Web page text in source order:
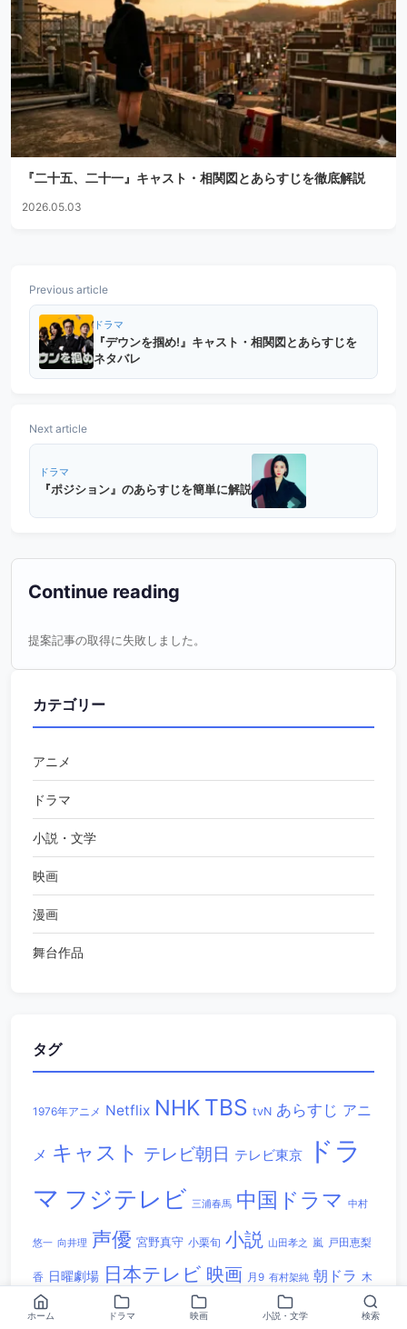
『二十五、二十一』キャスト・相関図とあらすじを徹底解説
2026.05.03
Previous article
ドラマ
『デウンを掴め!』キャスト・相関図とあらすじを
ネタバレ
Next article
ドラマ
『ポジション』のあらすじを簡単に解説
Continue reading
提案記事の取得に失敗しました。
カテゴリー
アニメ
ドラマ
小説・文学
映画
漫画
舞台作品
タグ
1976年アニメ Netflix NHK TBS tvN あらすじ アニ
メ キャスト テレビ朝日 テレビ東京
ドラ
マ フジテレビ 三浦春馬 中国ドラマ 中村
悠一 向井理 声優 宮野真守 小栗旬 小説 山田孝之 嵐 戸田恵梨
香 日曜劇場 日本テレビ 映画 月9 有村架純 朝ドラ 木
村拓哉 湊かなえ 生瀬勝久 相関図
神木隆之
ホーム ドラマ 映画 小説・文学 検索